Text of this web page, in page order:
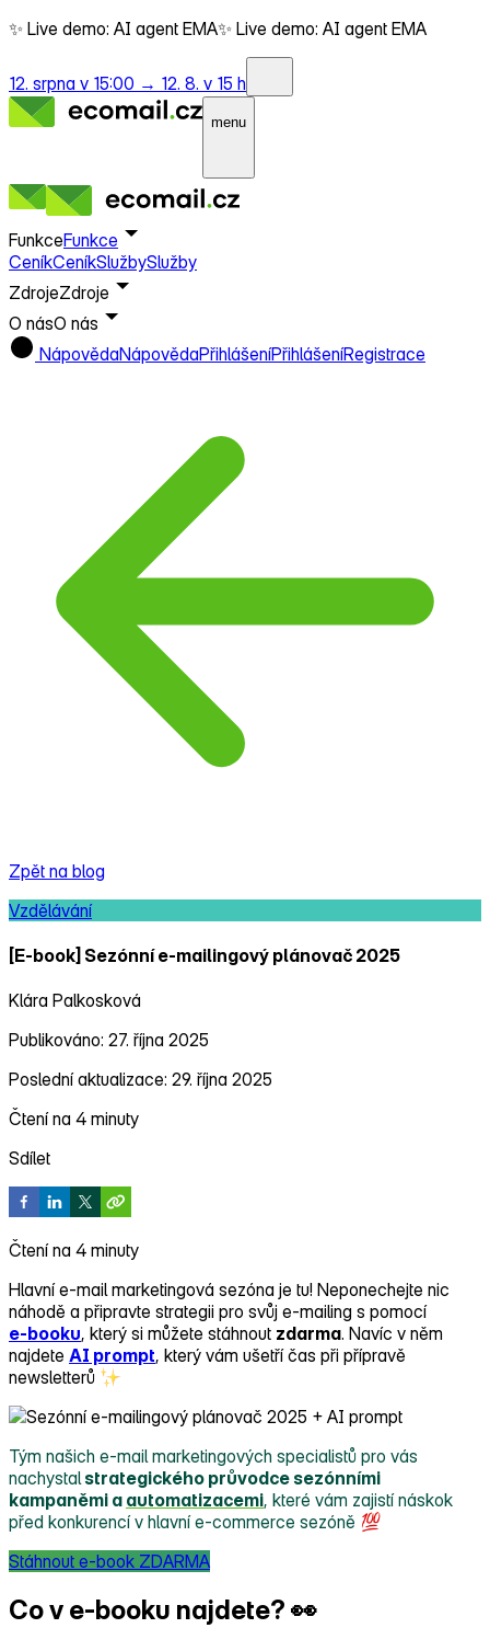
✨ Live demo: AI agent EMA✨ Live demo: AI agent EMA
12. srpna v 15:00 → 12. 8. v 15 h
menu
FunkceFunkce
CeníkCeníkSlužbySlužby
ZdrojeZdroje
O násO nás
NápovědaNápovědaPřihlášeníPřihlášeníRegistrace
Zpět na blog
Vzdělávání
[E‑book] Sezónní e‑mailingový plánovač 2025
Klára Palkosková
Publikováno: 27. října 2025
Poslední aktualizace: 29. října 2025
Čtení na 4 minuty
Sdílet
Čtení na 4 minuty
Hlavní e‑mail marketingová sezóna je tu! Neponechejte nic
náhodě a připravte strategii pro svůj e‑mailing s pomocí
e‑booku, který si můžete stáhnout zdarma. Navíc v něm
najdete AI prompt, který vám ušetří čas při přípravě
newsletterů
Tým našich e‑mail marketingových specialistů pro vás
nachystalstrategického průvodce sezónními
kampaněmi a automatizacemi, které vám zajistí náskok
před konkurencí v hlavní e‑commerce sezóně
Stáhnout e-book ZDARMA
Co v e-booku najdete? 👀